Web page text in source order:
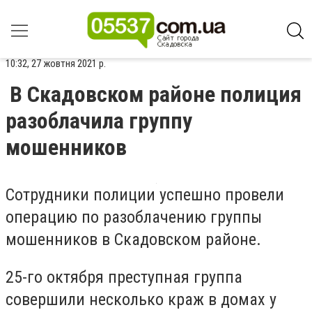
10:32, 27 жовтня 2021 р.
В Скадовском районе полиция
разоблачила группу
мошенников
Сотрудники полиции успешно провели
операцию по разоблачению группы
мошенников в Скадовском районе.
25-го октября преступная группа
совершили несколько краж в домах у